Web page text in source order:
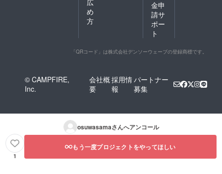
広
め
方
金申
請サ
ポー
ト
「QRコード」は株式会社デンソーウェーブの登録商標です。
© CAMPFIRE,
Inc.
会社概
要
採用情
報
パートナー
募集
osuwasamaさんへアンコール
1
もう一度プロジェクトをやってほしい